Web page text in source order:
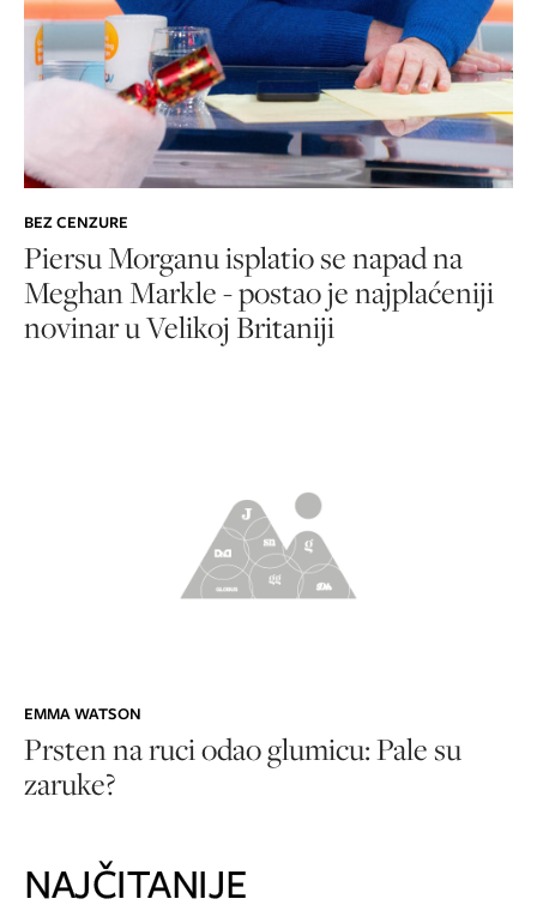
BEZ CENZURE
Piersu Morganu isplatio se napad na
Meghan Markle - postao je najplaćeniji
novinar u Velikoj Britaniji
EMMA WATSON
Prsten na ruci odao glumicu: Pale su
zaruke?
NAJČITANIJE